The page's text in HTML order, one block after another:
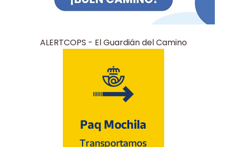
ALERTCOPS - El Guardián del Camino